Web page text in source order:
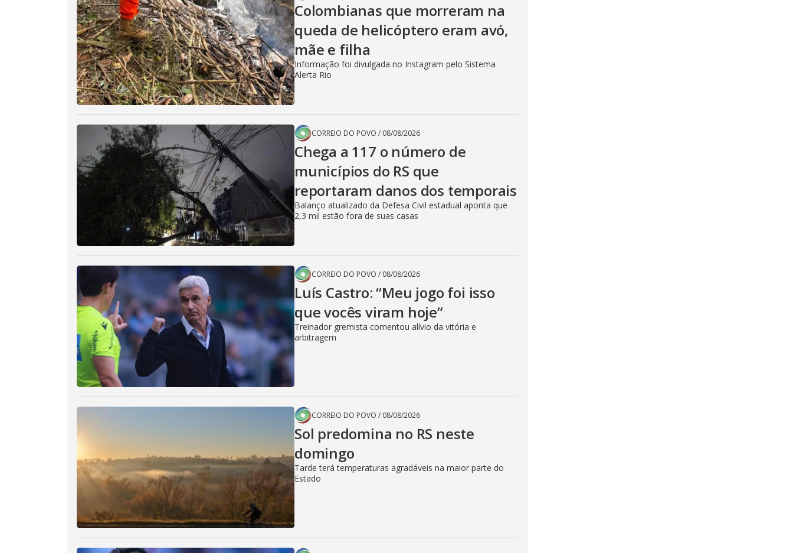
Colombianas que morreram na
queda de helicóptero eram avó,
mãe e filha
Informação foi divulgada no Instagram pelo Sistema
Alerta Rio
CORREIO DO POVO / 08/08/2026
Chega a 117 o número de
municípios do RS que
reportaram danos dos temporais
Balanço atualizado da Defesa Civil estadual aponta que
2,3 mil estão fora de suas casas
CORREIO DO POVO / 08/08/2026
Luís Castro: “Meu jogo foi isso
que vocês viram hoje”
Treinador gremista comentou alívio da vitória e
arbitragem
CORREIO DO POVO / 08/08/2026
Sol predomina no RS neste
domingo
Tarde terá temperaturas agradáveis na maior parte do
Estado